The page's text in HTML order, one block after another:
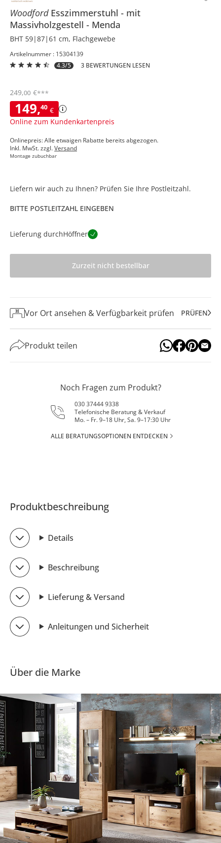
Woodford Esszimmerstuhl
mit
Massivholzgestell
Menda
BHT 59|87|61 cm, Flachgewebe
Artikelnummer : 15304139
4.3/5
3 BEWERTUNGEN LESEN
149,40 €
Online zum Kundenkartenpreis
249,00 €***
Onlinepreis: Alle etwaigen Rabatte bereits abgezogen.
Inkl. MwSt. zzgl.Versand
Montage zubuchbar
Liefern wir auch zu Ihnen? Prüfen Sie Ihre Postleitzahl.
BITTE POSTLEITZAHL EINGEBEN
Lieferung durchHöffner
Zurzeit nicht bestellbar
Vor Ort ansehen & Verfügbarkeit prüfen PRÜFEN
Produkt teilen
Noch Fragen zum Produkt?
030 37444 9338
Telefonische Beratung & Verkauf
Mo. – Fr. 9–18 Uhr, Sa. 9–17:30 Uhr
ALLE BERATUNGSOPTIONEN ENTDECKEN
Produktbeschreibung
Details
Beschreibung
Lieferung & Versand
Anleitungen und Sicherheit
Über die Marke